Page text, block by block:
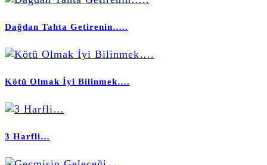
Dağdan Tahta Getirenin…..
Kötü Olmak İyi Bilinmek….
3 Harfli…